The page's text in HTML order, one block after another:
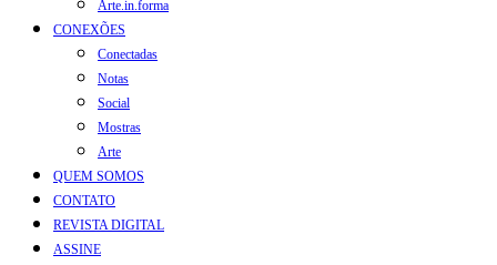
Arte.in.forma
CONEXÕES
Conectadas
Notas
Social
Mostras
Arte
QUEM SOMOS
CONTATO
REVISTA DIGITAL
ASSINE